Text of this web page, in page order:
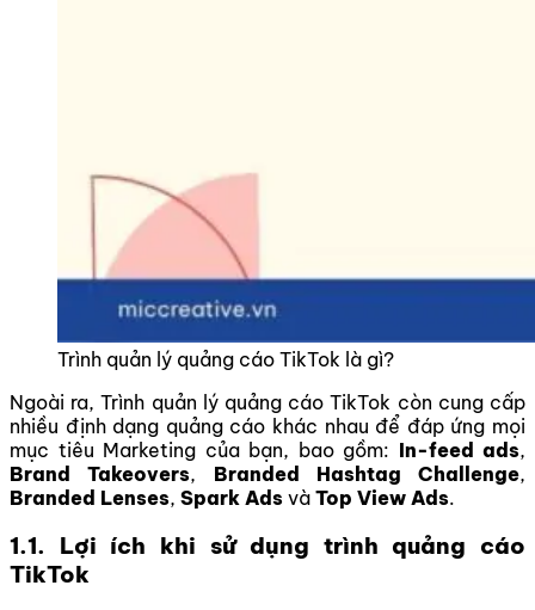
Trình quản lý quảng cáo TikTok là gì?
Ngoài ra, Trình quản lý quảng cáo TikTok còn cung cấp
nhiều định dạng quảng cáo khác nhau để đáp ứng mọi
mục tiêu Marketing của bạn, bao gồm: In-feed ads,
Brand Takeovers, Branded Hashtag Challenge,
Branded Lenses, Spark Ads và Top View Ads.
1.1. Lợi ích khi sử dụng trình quảng cáo
TikTok